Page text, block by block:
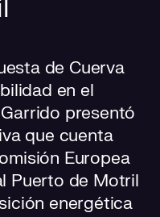
de Cuerva
en el
presentó
que cuenta
Europea
Puerto de Motril
energética